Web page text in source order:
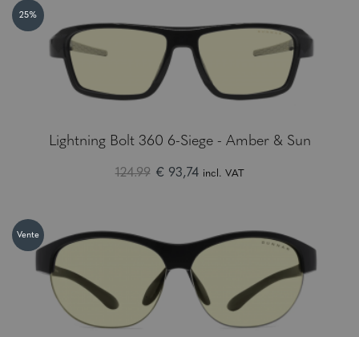
25%
Lightning Bolt 360 6-Siege - Amber & Sun
124.99 € 93,74 incl. VAT
Vente